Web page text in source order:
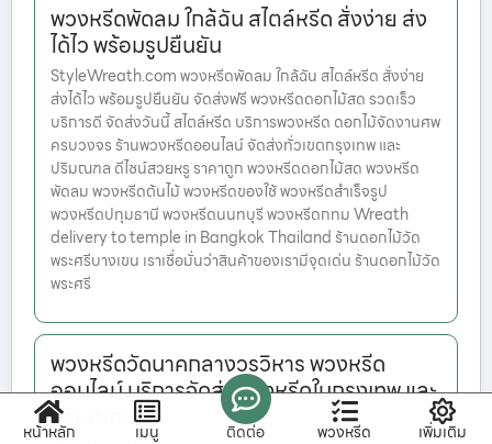
พวงหรีดพัดลม ใกล้ฉัน สไตล์หรีด สั่งง่าย ส่ง
ได้ไว พร้อมรูปยืนยัน
StyleWreath.com พวงหรีดพัดลม ใกล้ฉัน สไตล์หรีด สั่งง่าย
ส่งได้ไว พร้อมรูปยืนยัน จัดส่งฟรี พวงหรีดดอกไม้สด รวดเร็ว
บริการดี จัดส่งวันนี้ สไตล์หรีด บริการพวงหรีด ดอกไม้จัดงานศพ
ครบวงจร ร้านพวงหรีดออนไลน์ จัดส่งทั่วเขตกรุงเทพ และ
ปริมณฑล ดีไซน์สวยหรู ราคาถูก พวงหรีดดอกไม้สด พวงหรีด
พัดลม พวงหรีดต้นไม้ พวงหรีดของใช้ พวงหรีดสำเร็จรูป
พวงหรีดปทุมธานี พวงหรีดนนทบุรี พวงหรีดกทม Wreath
delivery to temple in Bangkok Thailand ร้านดอกไม้วัด
พระศรีบางเขน เราเชื่อมั่นว่าสินค้าของเรามีจุดเด่น ร้านดอกไม้วัด
พระศรี
พวงหรีดวัดนาคกลางวรวิหาร พวงหรีด
ออนไลน์ บริการจัดส่งพวงหรีดในกรุงเทพ และ
ปริมณฑล
หน้าหลัก เมนู ติดต่อ พวงหรีด เพิ่มเติม